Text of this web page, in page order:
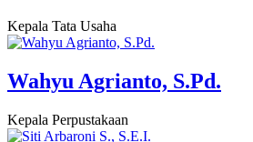
Kepala Tata Usaha
Wahyu Agrianto, S.Pd.
Kepala Perpustakaan